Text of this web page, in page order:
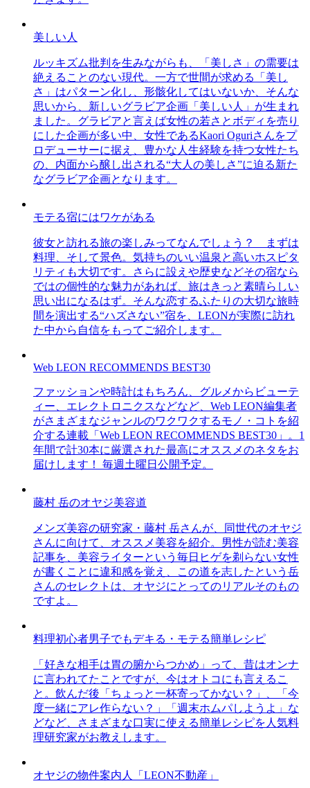
美しい人
ルッキズム批判を生みながらも、「美しさ」の需要は
絶えることのない現代。一方で世間が求める「美し
さ」はパターン化し、形骸化してはいないか、そんな
思いから、新しいグラビア企画「美しい人」が生まれ
ました。グラビアと言えば女性の若さとボディを売り
にした企画が多い中、女性であるKaori Oguriさんをプ
ロデューサーに据え、豊かな人生経験を持つ女性たち
の、内面から醸し出される“大人の美しさ”に迫る新た
なグラビア企画となります。
モテる宿にはワケがある
彼女と訪れる旅の楽しみってなんでしょう？ まずは
料理、そして景色。気持ちのいい温泉と高いホスピタ
リティも大切です。さらに設えや歴史などその宿なら
ではの個性的な魅力があれば、旅はきっと素晴らしい
思い出になるはず。そんな恋するふたりの大切な旅時
間を演出する“ハズさない”宿を、LEONが実際に訪れ
た中から自信をもってご紹介します。
Web LEON RECOMMENDS BEST30
ファッションや時計はもちろん、グルメからビューテ
ィー、エレクトロニクスなどなど、Web LEON編集者
がさまざまなジャンルのワクワクするモノ・コトを紹
介する連載「Web LEON RECOMMENDS BEST30」。1
年間で計30本に厳選された最高にオススメのネタをお
届けします！ 毎週土曜日公開予定。
藤村 岳のオヤジ美容道
メンズ美容の研究家・藤村 岳さんが、同世代のオヤジ
さんに向けて、オススメ美容を紹介。男性が読む美容
記事を、美容ライターという毎日ヒゲを剃らない女性
が書くことに違和感を覚え、この道を志したという岳
さんのセレクトは、オヤジにとってのリアルそのもの
ですよ。
料理初心者男子でもデキる・モテる簡単レシピ
「好きな相手は胃の腑からつかめ」って、昔はオンナ
に言われてたことですが、今はオトコにも言えるこ
と。飲んだ後「ちょっと一杯寄ってかない？」、「今
度一緒にアレ作らない？」「週末ホムパしようよ」な
どなど、さまざまな口実に使える簡単レシピを人気料
理研究家がお教えします。
オヤジの物件案内人「LEON不動産」